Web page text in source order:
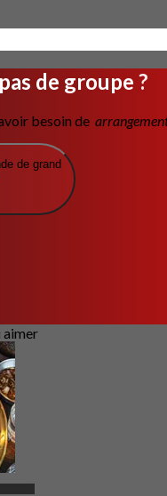
de groupe ?
besoin de
de grand
aimer